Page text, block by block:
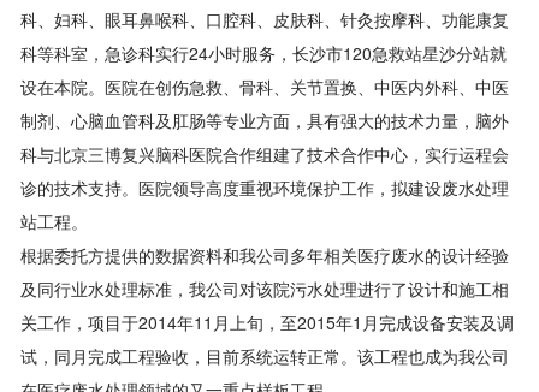
科、妇科、眼耳鼻喉科、口腔科、皮肤科、针灸按摩科、功能康复
科等科室，急诊科实行24小时服务，长沙市120急救站星沙分站就
设在本院。医院在创伤急救、骨科、关节置换、中医内外科、中医
制剂、心脑血管科及肛肠等专业方面，具有强大的技术力量，脑外
科与北京三博复兴脑科医院合作组建了技术合作中心，实行运程会
诊的技术支持。医院领导高度重视环境保护工作，拟建设废水处理
站工程。
根据委托方提供的数据资料和我公司多年相关医疗废水的设计经验
及同行业水处理标准，我公司对该院污水处理进行了设计和施工相
关工作，项目于2014年11月上旬，至2015年1月完成设备安装及调
试，同月完成工程验收，目前系统运转正常。该工程也成为我公司